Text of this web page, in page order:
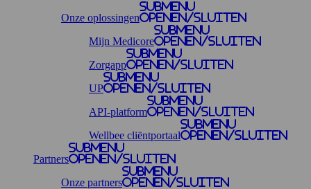
Onze oplossingen
Submenu
openen/sluiten
Mijn Medicore
Submenu
openen/sluiten
Zorgapp
Submenu
openen/sluiten
UP
Submenu
openen/sluiten
API-platform
Submenu
openen/sluiten
Wellbee cliëntportaal
Submenu
openen/sluiten
Partners
Submenu
openen/sluiten
Onze partners
Submenu
openen/sluiten